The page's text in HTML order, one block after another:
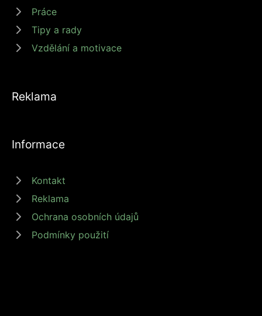
Práce
Tipy a rady
Vzdělání a motivace
Reklama
Informace
Kontakt
Reklama
Ochrana osobních údajů
Podmínky použití